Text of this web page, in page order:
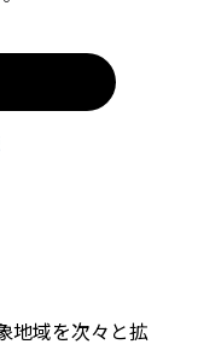
地域を次々と拡